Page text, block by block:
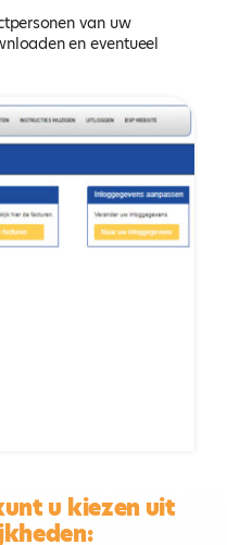
van uw
en eventueel
u kiezen uit